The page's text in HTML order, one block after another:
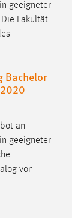
geeigneter
Fakultät
Bachelor
an
geeigneter
von